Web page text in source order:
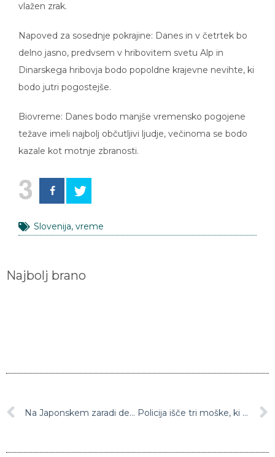
vlažen zrak.
Napoved za sosednje pokrajine: Danes in v četrtek bo
delno jasno, predvsem v hribovitem svetu Alp in
Dinarskega hribovja bodo popoldne krajevne nevihte, ki
bodo jutri pogostejše.
Biovreme: Danes bodo manjše vremensko pogojene
težave imeli najbolj občutljivi ljudje, večinoma se bodo
kazale kot motnje zbranosti.
3
Slovenija, vreme
Najbolj brano
Na Japonskem zaradi deževja pozvali k evakuaciji skoraj milijona ljudi Policija išče tri moške, ki so oropali zlatarno v Portorožu